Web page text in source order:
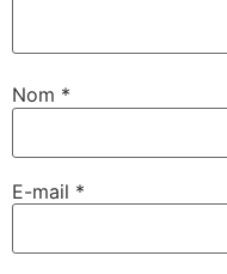
Nom *
E-mail *